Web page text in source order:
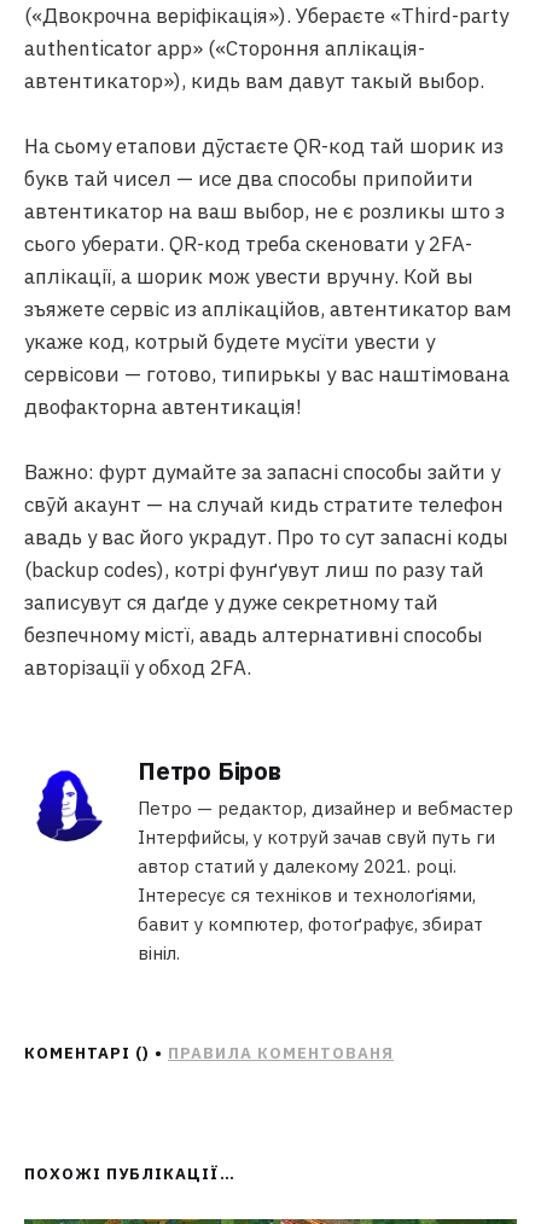
(«Двокрочна веріфікація»). Убераєте «Third-party
authenticator app» («Стороння аплікація-
автентикатор»), кидь вам давут такый выбор.
На сьому етапови дӯстаєте QR-код тай шорик из
букв тай чисел — исе два способы припойити
автентикатор на ваш выбор, не є розликы што з
сього уберати. QR-код треба скеновати у 2FA-
аплікації, а шорик мож увести вручну. Кой вы
зъяжете сервіс из аплікаційов, автентикатор вам
укаже код, котрый будете мусїти увести у
сервісови — готово, типирькы у вас наштімована
двофакторна автентикація!
Важно: фурт думайте за запасні способы зайти у
свӯй акаунт — на случай кидь стратите телефон
авадь у вас його украдут. Про то сут запасні коды
(backup codes), котрі фунґувут лиш по разу тай
записувут ся даґде у дуже секретному тай
безпечному містї, авадь алтернативні способы
авторізації у обход 2FA.
Петро Біров
Петро — редактор, дизайнер и вебмастер
Інтерфийсы, у котруй зачав свуй путь ги
автор статий у далекому 2021. році.
Інтересує ся техніков и технолоґіями,
бавит у компютер, фотоґрафує, збират
вініл.
КОМЕНТАРІ () • ПРАВИЛА КОМЕНТОВАНЯ
ПОХОЖІ ПУБЛІКАЦІЇ…